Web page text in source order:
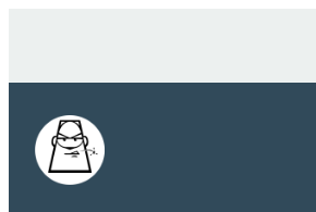
indhold